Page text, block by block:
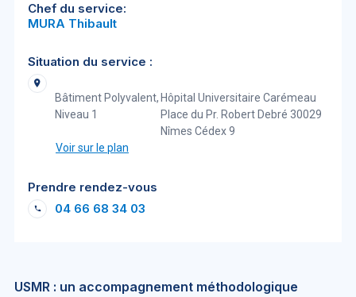
Chef du service:
MURA Thibault
Situation du service :
Bâtiment Polyvalent,
Niveau 1
Hôpital Universitaire Carémeau
Place du Pr. Robert Debré 30029
Nîmes Cédex 9
Voir sur le plan
Prendre rendez-vous
04 66 68 34 03
USMR : un accompagnement méthodologique